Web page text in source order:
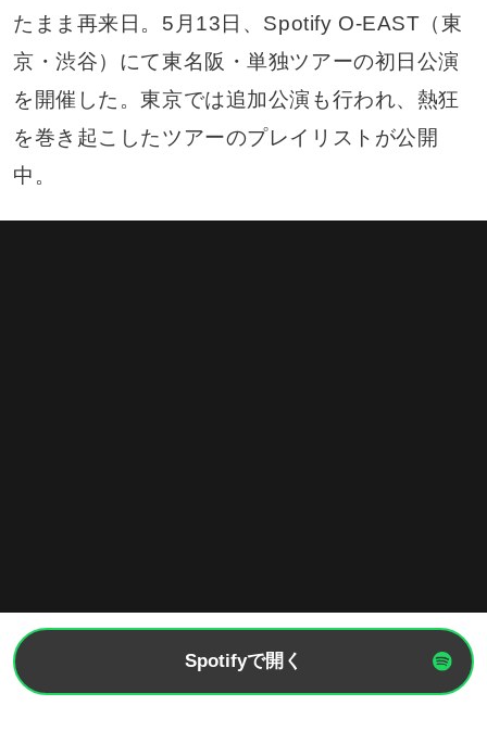
たまま再来日。5月13日、Spotify O-EAST（東
京・渋谷）にて東名阪・単独ツアーの初日公演
を開催した。東京では追加公演も行われ、熱狂
を巻き起こしたツアーのプレイリストが公開
中。
Spotifyで開く